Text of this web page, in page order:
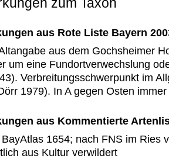
aus Rote Liste Bayern
aus dem Gochsheimer
um eine Fundortverwechslung
Verbreitungsschwerpunkt im
1979). In A gegen Osten
aus Kommentierte
1654; nach FNS im Ries
aus Kultur verwildert